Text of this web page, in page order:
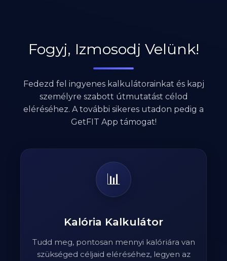
Fogyj, Izmosodj Velünk!
Fedezd fel ingyenes kalkulátorainkat és kapj
személyre szabott útmutatást célod
eléréséhez. A további sikeres utadon pedig a
GetFIT App támogat!
📊
Kalória Kalkulátor
Tudd meg, pontosan mennyi kalóriára van
szükséged céljaid eléréséhez, legyen az